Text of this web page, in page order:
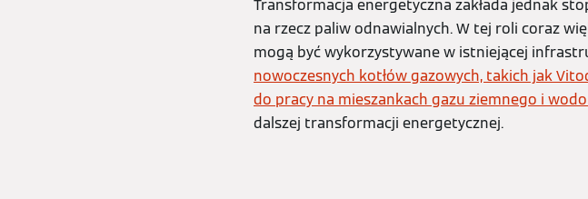
Transformacja energetyczna zakłada jednak
na rzecz paliw odnawialnych. W tej roli coraz
mogą być wykorzystywane w istniejącej
nowoczesnych kotłów gazowych, takich jak
do pracy na mieszankach gazu ziemnego i
dalszej transformacji energetycznej.